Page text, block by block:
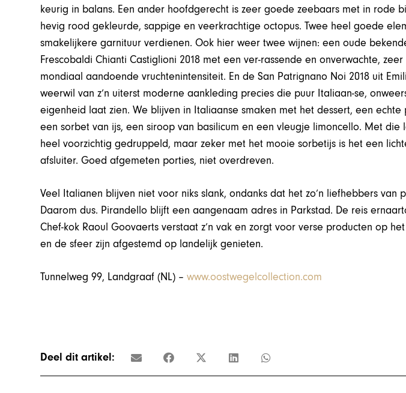
keurig in balans. Een ander hoofdgerecht is zeer goede zeebaars met in rode
hevig rood gekleurde, sappige en veerkrachtige octopus. Twee heel goede
smakelijkere garnituur verdienen. Ook hier weer twee wijnen: een oude
Frescobaldi Chianti Castiglioni 2018 met een ver-rassende en onverwachte,
mondiaal aandoende vruchtenintensiteit. En de San Patrignano Noi 2018 uit
weerwil van z’n uiterst moderne aankleding precies die puur Italiaan-se,
eigenheid laat zien. We blijven in Italiaanse smaken met het dessert, een
een sorbet van ijs, een siroop van basilicum en een vleugje limoncello. Met die
heel voorzichtig gedruppeld, maar zeker met het mooie sorbetijs is het een
afsluiter. Goed afgemeten porties, niet overdreven.
Veel Italianen blijven niet voor niks slank, ondanks dat het zo’n liefhebbers van
Daarom dus. Pirandello blijft een aangenaam adres in Parkstad. De reis
Chef-kok Raoul Goovaerts verstaat z’n vak en zorgt voor verse producten op
en de sfeer zijn afgestemd op landelijk genieten.
Tunnelweg 99, Landgraaf (NL) –www.oostwegelcollection.com
Deel dit artikel: